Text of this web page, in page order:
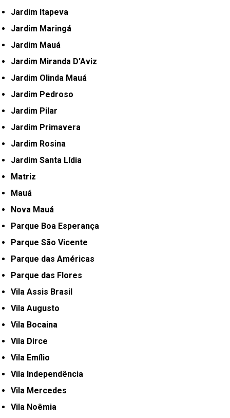
Jardim Itapeva
Jardim Maringá
Jardim Mauá
Jardim Miranda D'Aviz
Jardim Olinda Mauá
Jardim Pedroso
Jardim Pilar
Jardim Primavera
Jardim Rosina
Jardim Santa Lídia
Matriz
Mauá
Nova Mauá
Parque Boa Esperança
Parque São Vicente
Parque das Américas
Parque das Flores
Vila Assis Brasil
Vila Augusto
Vila Bocaina
Vila Dirce
Vila Emílio
Vila Independência
Vila Mercedes
Vila Noêmia